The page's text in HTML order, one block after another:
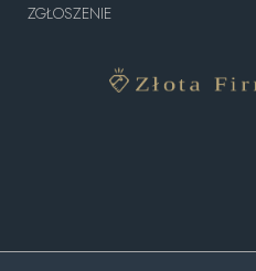
ZGŁOSZENIE